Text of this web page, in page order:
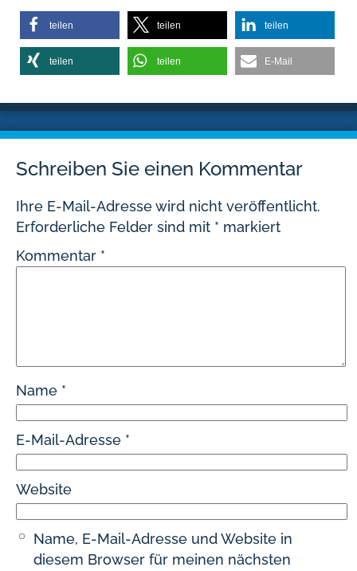
teilen teilen teilen
teilen teilen E-Mail
Schreiben Sie einen Kommentar
Ihre E-Mail-Adresse wird nicht veröffentlicht.
Erforderliche Felder sind mit * markiert
Kommentar *
Name *
E-Mail-Adresse *
Website
Name, E-Mail-Adresse und Website in
diesem Browser für meinen nächsten